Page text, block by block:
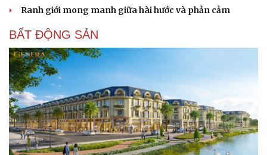
Ranh giới mong manh giữa hài hước và phản cảm
BẤT ĐỘNG SẢN